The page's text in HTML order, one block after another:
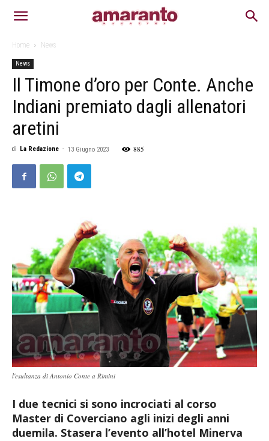
Home News
News
Il Timone d’oro per Conte. Anche
Indiani premiato dagli allenatori
aretini
di La Redazione - 13 Giugno 2023 885
l'esultanza di Antonio Conte a Rimini
I due tecnici si sono incrociati al corso
Master di Coverciano agli inizi degli anni
duemila. Stasera l’evento all’hotel Minerva